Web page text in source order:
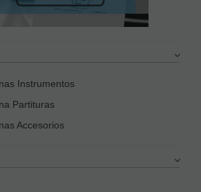
Instrumentos
Partituras
Accesorios